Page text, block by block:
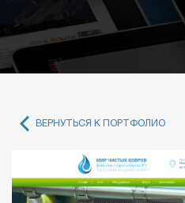
ВЕРНУТЬСЯ К ПОРТФОЛИО